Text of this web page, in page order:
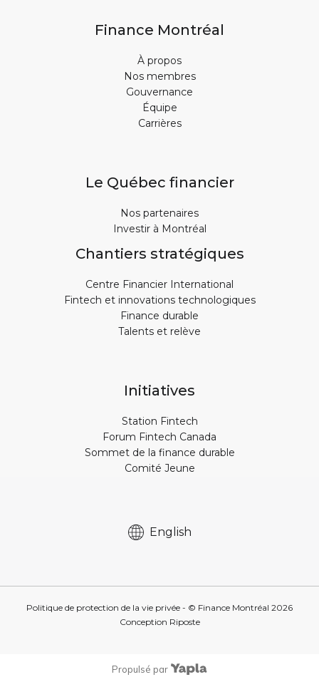
Finance Montréal
À propos
Nos membres
Gouvernance
Équipe
Carrières
Le Québec financier
Nos partenaires
Investir à Montréal
Chantiers stratégiques
Centre Financier International
Fintech et innovations technologiques
Finance durable
Talents et relève
Initiatives
Station Fintech
Forum Fintech Canada
Sommet de la finance durable
Comité Jeune
English
Politique de protection de la vie privée - © Finance Montréal 2026
Conception Riposte
Propulsé par